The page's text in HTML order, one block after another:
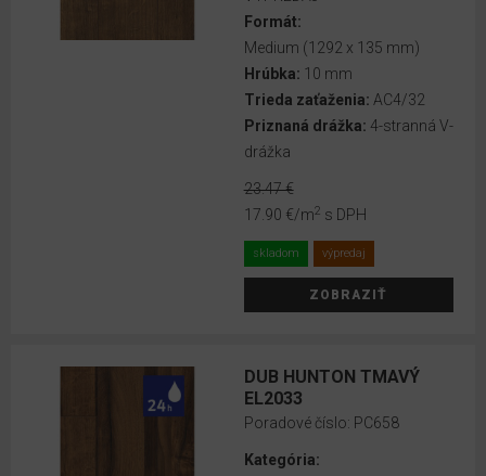
Formát:
Medium (1292 x 135 mm)
Hrúbka: 10 mm
Trieda zaťaženia: AC4/32
Priznaná drážka: 4-stranná V-
drážka
23.47 €
17.90 €/m2 s DPH
skladom výpredaj
ZOBRAZIŤ
DUB HUNTON TMAVÝ
EL2033
Poradové číslo: PC658
Kategória: